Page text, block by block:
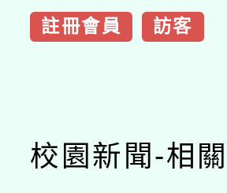
註冊會員 訪客
校園新聞-相